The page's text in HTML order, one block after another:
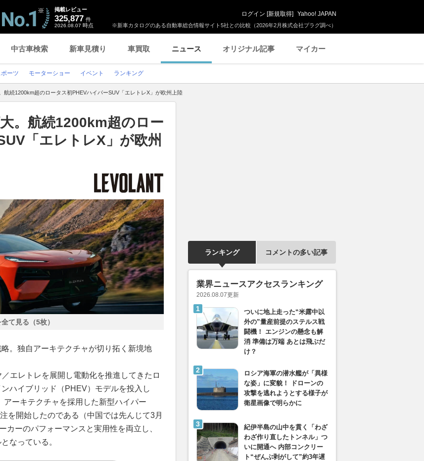
※新車カタログのある自動車総合情報サイト5社との比較（2026年2月株式会社プラグ調べ）
掲載レビュー
325,877 件
2026.08.07 時点
ログイン [新規取得] Yahoo! JAPAN
中古車検索 新車見積り 車買取 ニュース オリジナル記事 マイカー
ポーツ モーターショー イベント ランキング
航続1200km超のロータス初PHEVハイパーSUV「エレトレX」が欧州上陸
。航続1200km超のロー
「エレトレX」が欧州
て見る（5枚）
。独自アーキテクチャが切り拓く新境地
／エレトレを展開し電動化を推進してきたロ
ハイブリッド（PHEV）モデルを投入し
ーキテクチャを採用した新型ハイパー
を開始したのである（中国では先んじて3月
カーのパフォーマンスと実用性を両立し、
なっている。
ランキング コメントの多い記事
業界ニュースアクセスランキング
2026.08.07更新
ついに地上走った“米露中以
外の”量産前提のステルス戦
闘機！ エンジンの懸念も解
消 準備は万端 あとは飛ぶだ
け？
ロシア海軍の潜水艦が「異様
な姿」に変貌！ ドローンの
攻撃を逃れようとする様子が
衛星画像で明らかに
紀伊半島の山中を貫く「わざ
わざ作り直したトンネル」つ
いに開通へ 内部コンクリー
ト“ぜんぶ剥がして”約3年遅